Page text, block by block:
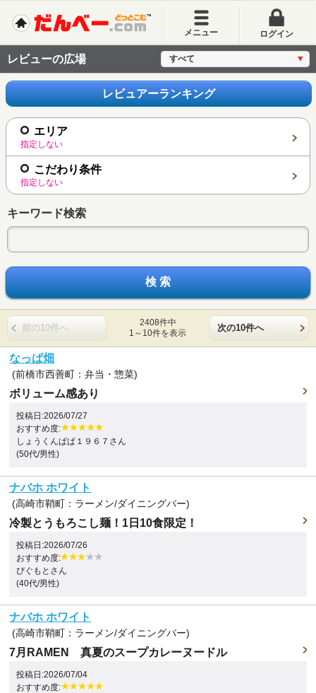
メニュー ログイン
レビューの広場 すべて
レビュアーランキング
エリア
指定しない
こだわり条件
指定しない
キーワード検索
検 索
前の10件へ
2408件中
1～10件を表示
次の10件へ
なっぱ畑
(前橋市西善町：弁当・惣菜)
ボリューム感あり
投稿日:2026/07/27
おすすめ度:
しょうくんぱぱ１９６７さん
(50代/男性)
ナバホ ホワイト
(高崎市鞘町：ラーメン/ダイニングバー)
冷製とうもろこし麺！1日10食限定！
投稿日:2026/07/26
おすすめ度:
ぴぐもとさん
(40代/男性)
ナバホ ホワイト
(高崎市鞘町：ラーメン/ダイニングバー)
7月RAMEN 真夏のスープカレーヌードル
投稿日:2026/07/04
おすすめ度: